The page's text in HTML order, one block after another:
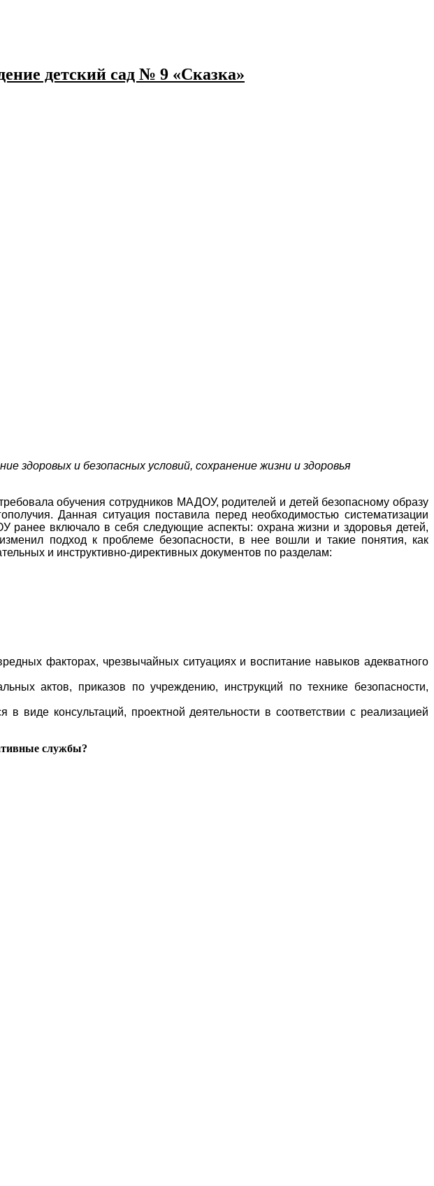
детский сад № 9 «Сказка»
здоровых и безопасных условий, сохранение жизни и здоровья
обучения сотрудников МАДОУ, родителей и детей безопасному образу
Данная ситуация поставила перед необходимостью систематизации
ранее включало в себя следующие аспекты: охрана жизни и здоровья детей,
подход к проблеме безопасности, в нее вошли и такие понятия, как
и инструктивно-директивных документов по разделам:
факторах, чрезвычайных ситуациях и воспитание навыков адекватного
актов, приказов по учреждению, инструкций по технике безопасности,
виде консультаций, проектной деятельности в соответствии с реализацией
службы?